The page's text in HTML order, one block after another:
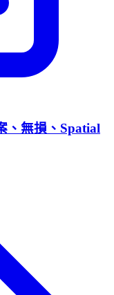
、無損、Spatial